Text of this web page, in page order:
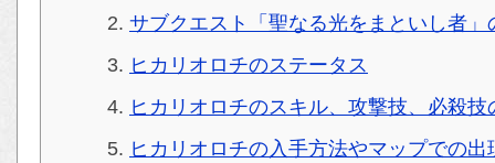
サブクエスト「聖なる光をまといし者」
ヒカリオロチのステータス
ヒカリオロチのスキル、攻撃技、必殺技
ヒカリオロチの入手方法やマップでの出